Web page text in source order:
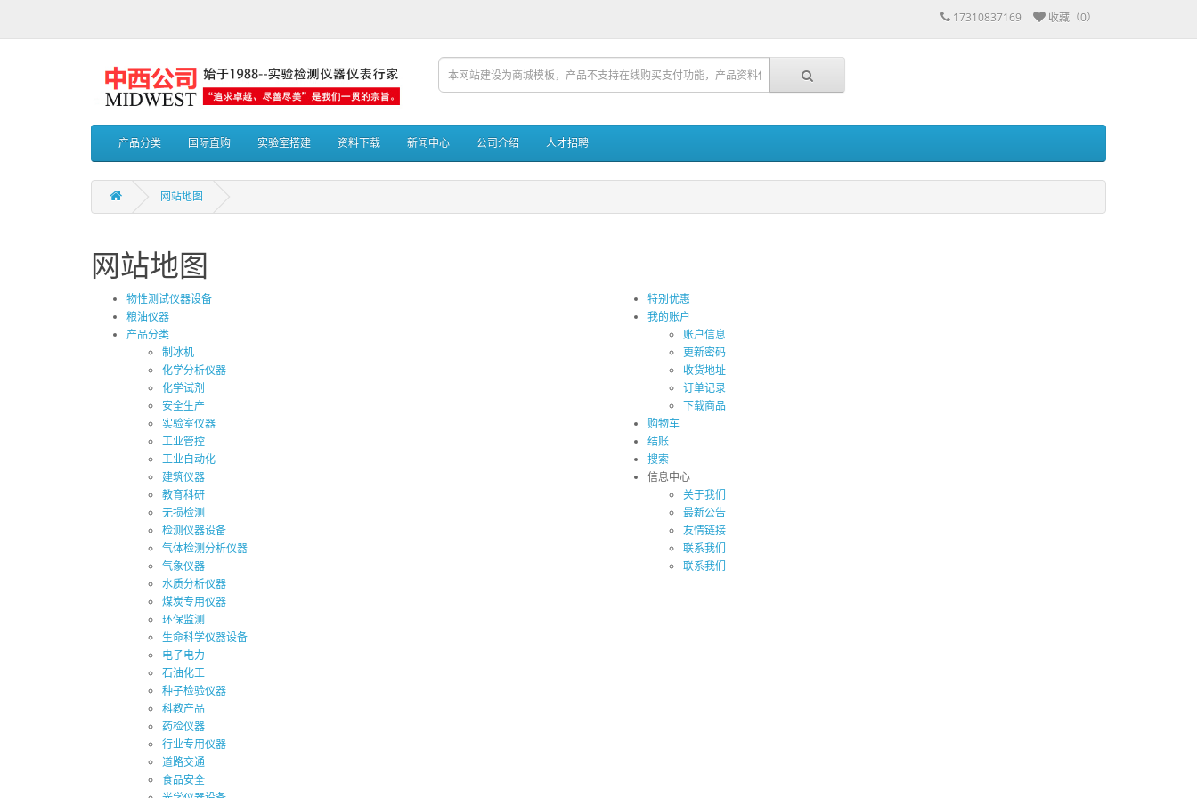
17310837169 收藏（0）
产品分类 国际直购 实验室搭建 资料下载 新闻中心 公司介绍 人才招聘
网站地图
网站地图
物性测试仪器设备
粮油仪器
产品分类
制冰机
化学分析仪器
化学试剂
安全生产
实验室仪器
工业管控
工业自动化
建筑仪器
教育科研
无损检测
检测仪器设备
气体检测分析仪器
气象仪器
水质分析仪器
煤炭专用仪器
环保监测
生命科学仪器设备
电子电力
石油化工
种子检验仪器
科教产品
药检仪器
行业专用仪器
道路交通
食品安全
特别优惠
我的账户
账户信息
更新密码
收货地址
订单记录
下载商品
购物车
结账
搜索
信息中心
关于我们
最新公告
友情链接
联系我们
联系我们